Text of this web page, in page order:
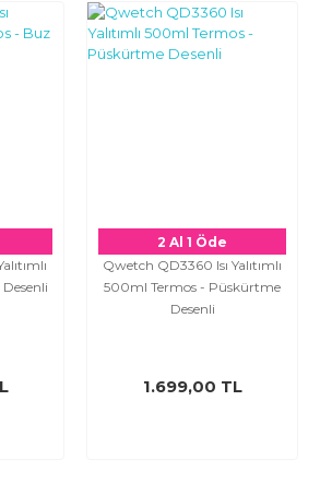
2 Al 1 Öde
Qwetch QD3360 Isı Yalıtımlı
500ml Termos - Püskürtme
Desenli
1.699,00 TL